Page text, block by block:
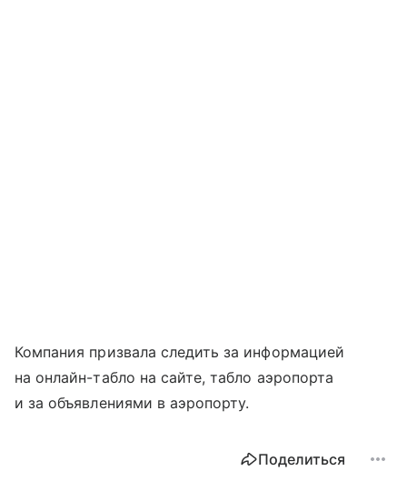
Компания призвала следить за информацией
на онлайн-табло на сайте, табло аэропорта
и за объявлениями в аэропорту.
Поделиться